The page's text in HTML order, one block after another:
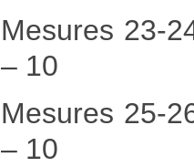
Mesures 23-
– 10
Mesures 25-
– 10